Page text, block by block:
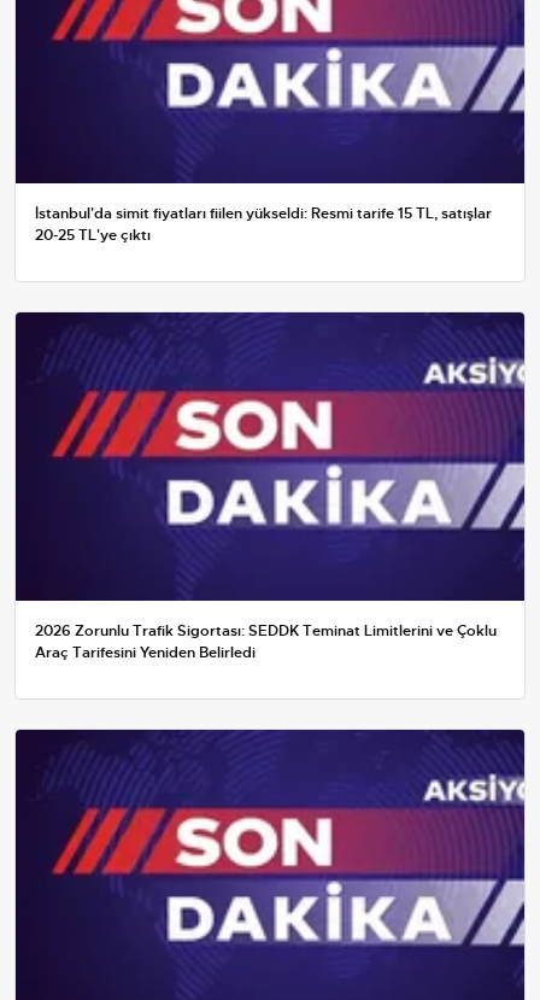
İstanbul'da simit fiyatları fiilen yükseldi: Resmi tarife 15 TL, satışlar
20-25 TL'ye çıktı
2026 Zorunlu Trafik Sigortası: SEDDK Teminat Limitlerini ve Çoklu
Araç Tarifesini Yeniden Belirledi